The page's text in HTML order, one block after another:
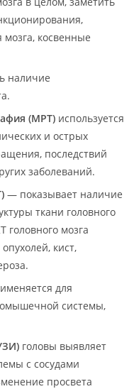
косвенные
наличие
(МРТ) используется
и острых
последствий
заболеваний.
— показывает наличие
ткани головного
головного мозга
кист,
для
системы,
головы выявляет
с сосудами
просвета